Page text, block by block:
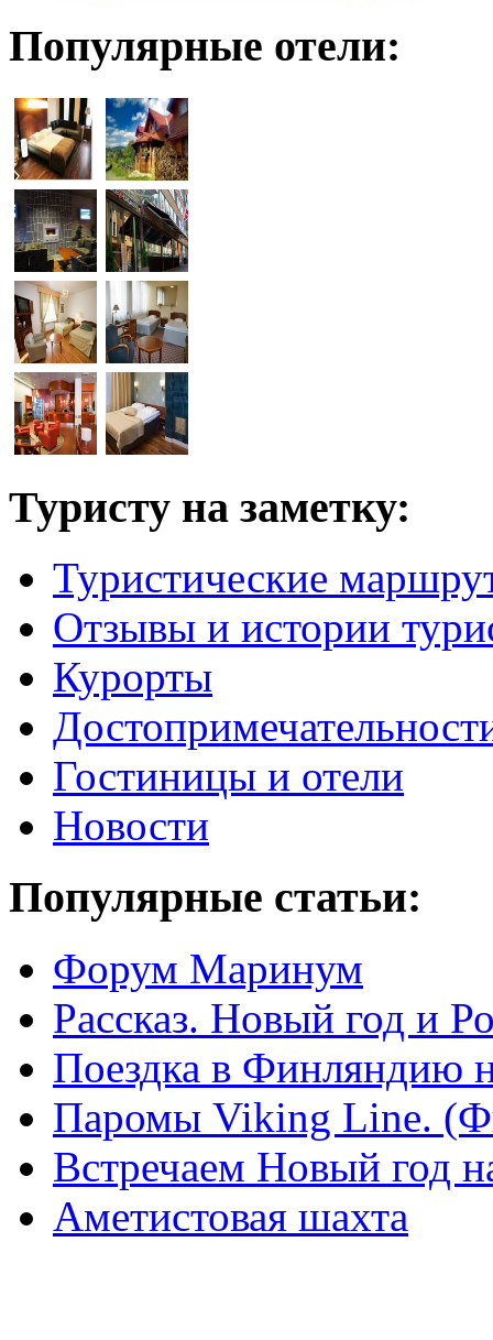
Популярные отели:
Туристу на заметку:
Туристические
Отзывы и истории
Курорты
Гостиницы и отели
Новости
Популярные статьи:
Форум Маринум
Рассказ. Новый год и
Поездка в Финляндию
Паромы Viking Line.
Встречаем Новый год
Аметистовая шахта